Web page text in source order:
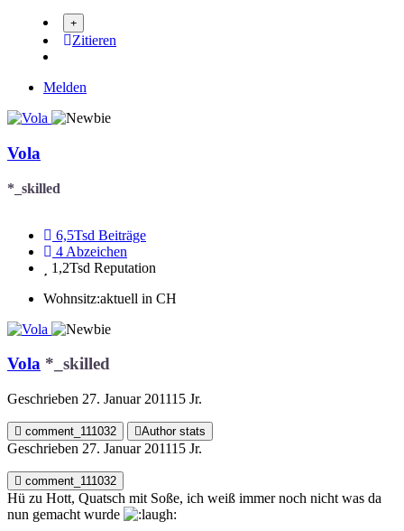
Zitieren
Melden
Vola
*_skilled
6,5Tsd Beiträge
4 Abzeichen
1,2Tsd Reputation
Wohnsitz:aktuell in CH
Vola *_skilled
Geschrieben 27. Januar 201115 Jr.
comment_111032 Author stats
Geschrieben 27. Januar 201115 Jr.
comment_111032
Hü zu Hott, Quatsch mit Soße, ich weiß immer noch nicht was da
nun gemacht wurde